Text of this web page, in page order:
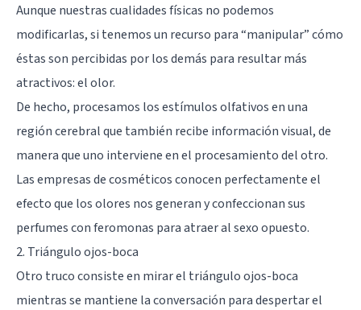
Aunque nuestras cualidades físicas no podemos
modificarlas, si tenemos un recurso para “manipular” cómo
éstas son percibidas por los demás para resultar más
atractivos: el olor.
De hecho, procesamos los estímulos olfativos en una
región cerebral que también recibe información visual, de
manera que uno interviene en el procesamiento del otro.
Las empresas de cosméticos conocen perfectamente el
efecto que los olores nos generan y confeccionan sus
perfumes con feromonas para atraer al sexo opuesto.
2. Triángulo ojos-boca
Otro truco consiste en mirar el triángulo ojos-boca
mientras se mantiene la conversación para despertar el